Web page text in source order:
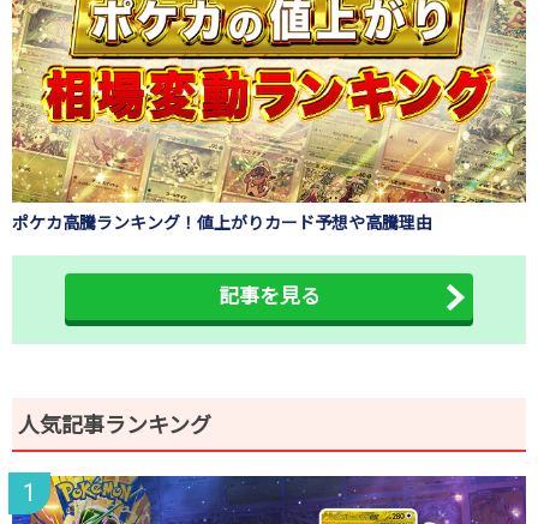
ポケカ高騰ランキング！値上がりカード予想や高騰理由
記事を見る
人気記事ランキング